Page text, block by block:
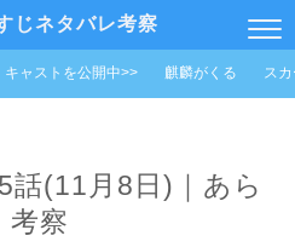
じネタバレ考察
ャストを公開中>> 麒麟がくる ス
話(11月8日)｜あら
考察